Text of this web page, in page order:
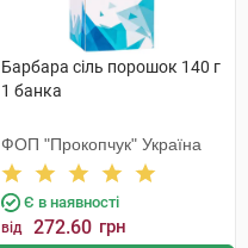
Барбара сіль порошок 140 г
1 банка
ФОП "Прокопчук" Україна
Є в наявності
від 272.60 грн